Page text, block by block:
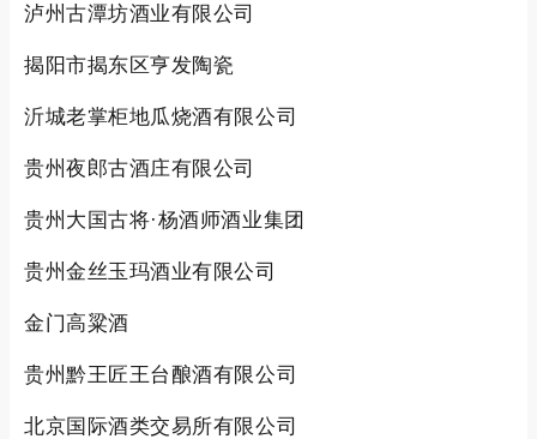
泸州古潭坊酒业有限公司
揭阳市揭东区亨发陶瓷
沂城老掌柜地瓜烧酒有限公司
贵州夜郎古酒庄有限公司
贵州大国古将·杨酒师酒业集团
贵州金丝玉玛酒业有限公司
金门高粱酒
贵州黔王匠王台酿酒有限公司
北京国际酒类交易所有限公司